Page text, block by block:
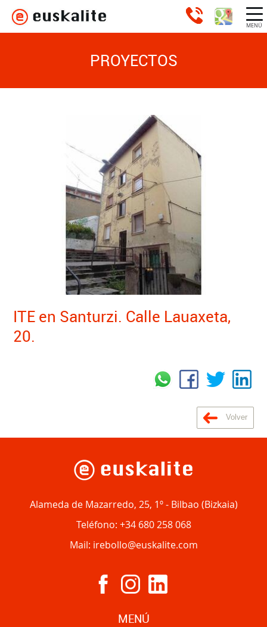
MENÚ
PROYECTOS
ITE en Santurzi. Calle Lauaxeta,
20.
Volver
Alameda de Mazarredo, 25, 1º- Bilbao (Bizkaia)
Teléfono: +34 680 258 068
Mail: irebollo@euskalite.com
MENÚ